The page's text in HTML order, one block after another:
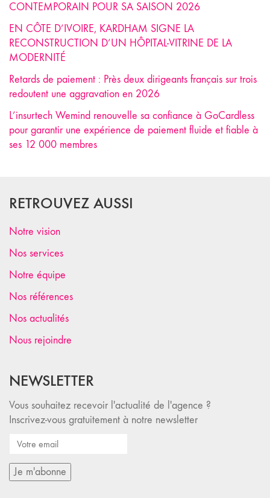
CONTEMPORAIN POUR SA SAISON 2026
EN CÔTE D’IVOIRE, KARDHAM SIGNE LA
RECONSTRUCTION D’UN HÔPITAL-VITRINE DE LA
MODERNITÉ
Retards de paiement : Près deux dirigeants français sur trois
redoutent une aggravation en 2026
L’insurtech Wemind renouvelle sa confiance à GoCardless
pour garantir une expérience de paiement fluide et fiable à
ses 12 000 membres
RETROUVEZ AUSSI
Notre vision
Nos services
Notre équipe
Nos références
Nos actualités
Nous rejoindre
NEWSLETTER
Vous souhaitez recevoir l'actualité de l'agence ?
Inscrivez-vous gratuitement à notre newsletter